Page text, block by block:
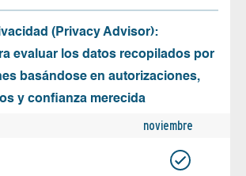
(Privacy Advisor):
evaluar los datos recopilados por
basándose en autorizaciones,
y confianza merecida
noviembre